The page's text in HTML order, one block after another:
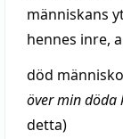
människans
hennes inre,
död
över mindöda
detta)